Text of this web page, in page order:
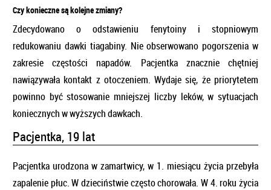
Czy konieczne są kolejne zmiany?
Zdecydowano o odstawieniu fenytoiny i stopniowym
redukowaniu dawki tiagabiny. Nie obserwowano pogorszenia w
zakresie częstości napadów. Pacjentka znacznie chętniej
nawiązywała kontakt z otoczeniem. Wydaje się, że priorytetem
powinno być stosowanie mniejszej liczby leków, w sytuacjach
koniecznych w wyższych dawkach.
Pacjentka, 19 lat
Pacjentka urodzona w zamartwicy, w 1. miesiącu życia przebyła
zapalenie płuc. W dzieciństwie często chorowała. W 4. roku życia